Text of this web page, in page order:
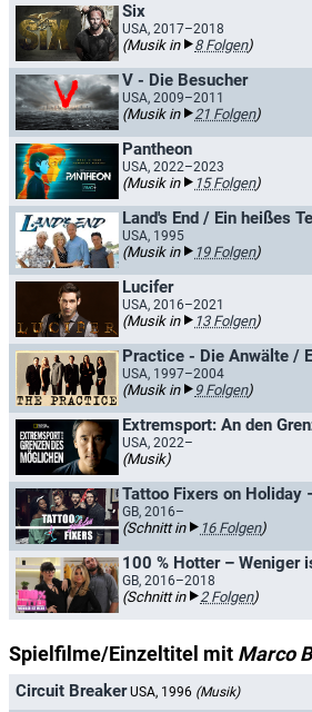
Six
USA, 2017–2018
(Musik in 8 Folgen)
V - Die Besucher
USA, 2009–2011
(Musik in 21 Folgen)
Pantheon
USA, 2022–2023
(Musik in 15 Folgen)
Land's End / Ein heißes
USA, 1995
(Musik in 19 Folgen)
Lucifer
USA, 2016–2021
(Musik in 13 Folgen)
USA, 1997–2004
(Musik in 9 Folgen)
Extremsport: An den
USA, 2022–
(Musik)
Tattoo Fixers on Holiday
GB, 2016–
(Schnitt in 16 Folgen)
100 % Hotter – Weniger
GB, 2016–2018
(Schnitt in 2 Folgen)
Spielfilme/Einzeltitel mit Marco
Circuit Breaker USA, 1996 (Musik)